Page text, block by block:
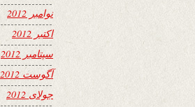
نوامبر 2012
اکتبر 2012
سپتامبر 2012
آگوست 2012
جولای 2012